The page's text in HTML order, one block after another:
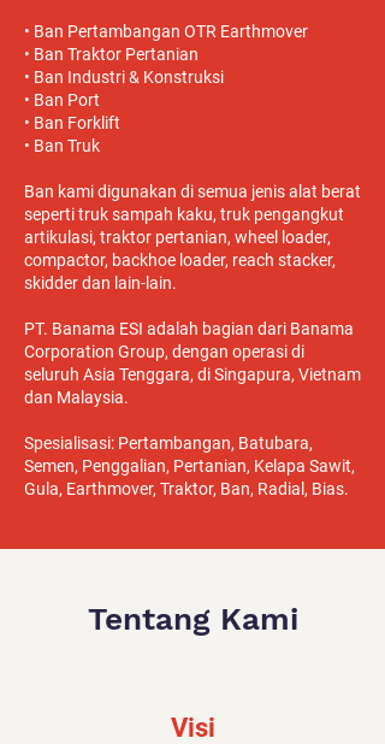
• Ban Pertambangan OTR Earthmover
• Ban Traktor Pertanian
• Ban Industri & Konstruksi
• Ban Port
• Ban Forklift
• Ban Truk
Ban kami digunakan di semua jenis alat berat
seperti truk sampah kaku, truk pengangkut
artikulasi, traktor pertanian, wheel loader,
compactor, backhoe loader, reach stacker,
skidder dan lain-lain.
PT. Banama ESI adalah bagian dari Banama
Corporation Group, dengan operasi di
seluruh Asia Tenggara, di Singapura, Vietnam
dan Malaysia.
Spesialisasi: Pertambangan, Batubara,
Semen, Penggalian, Pertanian, Kelapa Sawit,
Gula, Earthmover, Traktor, Ban, Radial, Bias.
Tentang Kami
Visi